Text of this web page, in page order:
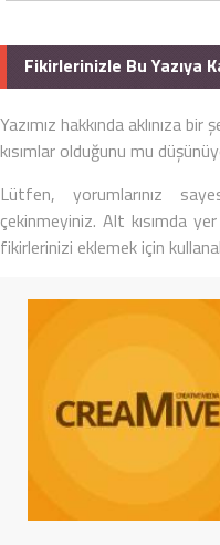
Fikirlerinizle Bu Yazıya
Yazımız hakkında aklınıza
kısımlar olduğunu mu
Lütfen, yorumlarınız
çekinmeyiniz. Alt kısımda
fikirlerinizi eklemek için